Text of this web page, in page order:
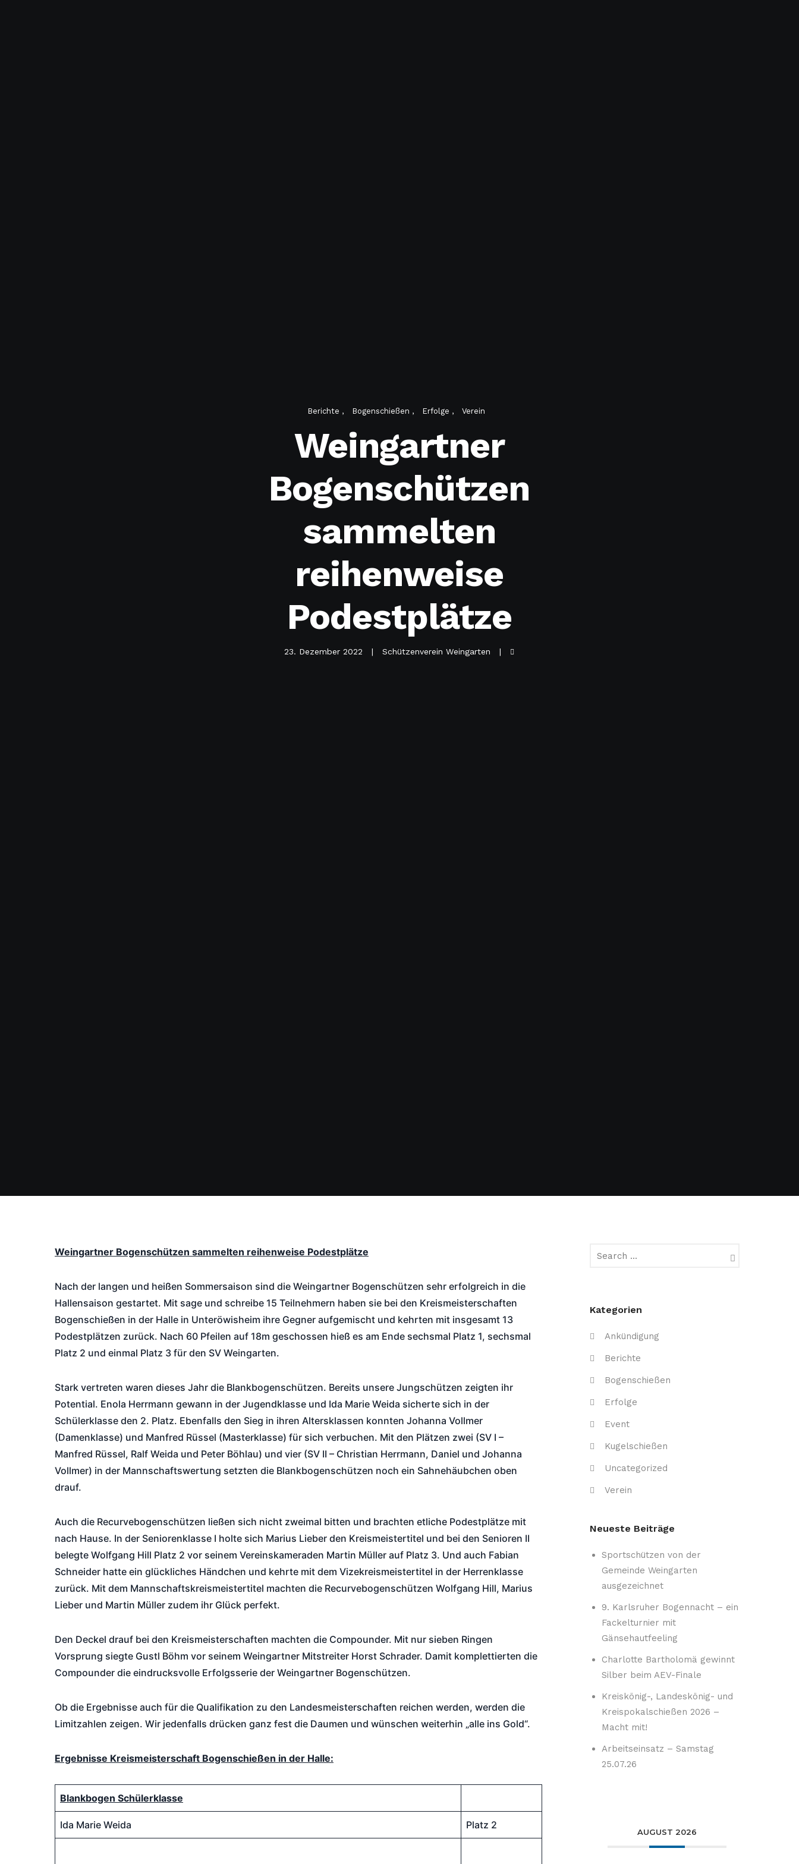
Berichte Bogenschießen Erfolge Verein
Weingartner
Bogenschützen
sammelten
reihenweise
Podestplätze
23. Dezember 2022 Schützenverein Weingarten
Weingartner Bogenschützen sammelten reihenweise Podestplätze
Nach der langen und heißen Sommersaison sind die Weingartner Bogenschützen sehr erfolgreich in die
Hallensaison gestartet. Mit sage und schreibe 15 Teilnehmern haben sie bei den Kreismeisterschaften
Bogenschießen in der Halle in Unteröwisheim ihre Gegner aufgemischt und kehrten mit insgesamt 13
Podestplätzen zurück. Nach 60 Pfeilen auf 18m geschossen hieß es am Ende sechsmal Platz 1, sechsmal
Platz 2 und einmal Platz 3 für den SV Weingarten.
Stark vertreten waren dieses Jahr die Blankbogenschützen. Bereits unsere Jungschützen zeigten ihr
Potential. Enola Herrmann gewann in der Jugendklasse und Ida Marie Weida sicherte sich in der
Schülerklasse den 2. Platz. Ebenfalls den Sieg in ihren Altersklassen konnten Johanna Vollmer
(Damenklasse) und Manfred Rüssel (Masterklasse) für sich verbuchen. Mit den Plätzen zwei (SV I –
Manfred Rüssel, Ralf Weida und Peter Böhlau) und vier (SV II – Christian Herrmann, Daniel und Johanna
Vollmer) in der Mannschaftswertung setzten die Blankbogenschützen noch ein Sahnehäubchen oben
drauf.
Auch die Recurvebogenschützen ließen sich nicht zweimal bitten und brachten etliche Podestplätze mit
nach Hause. In der Seniorenklasse I holte sich Marius Lieber den Kreismeistertitel und bei den Senioren II
belegte Wolfgang Hill Platz 2 vor seinem Vereinskameraden Martin Müller auf Platz 3. Und auch Fabian
Schneider hatte ein glückliches Händchen und kehrte mit dem Vizekreismeistertitel in der Herrenklasse
zurück. Mit dem Mannschaftskreismeistertitel machten die Recurvebogenschützen Wolfgang Hill, Marius
Lieber und Martin Müller zudem ihr Glück perfekt.
Den Deckel drauf bei den Kreismeisterschaften machten die Compounder. Mit nur sieben Ringen
Vorsprung siegte Gustl Böhm vor seinem Weingartner Mitstreiter Horst Schrader. Damit komplettierten die
Compounder die eindrucksvolle Erfolgsserie der Weingartner Bogenschützen.
Ob die Ergebnisse auch für die Qualifikation zu den Landesmeisterschaften reichen werden, werden die
Limitzahlen zeigen. Wir jedenfalls drücken ganz fest die Daumen und wünschen weiterhin „alle ins Gold“.
Ergebnisse Kreismeisterschaft Bogenschießen in der Halle:
Blankbogen Schülerklasse
Ida Marie Weida Platz 2
Kategorien
Ankündigung
Berichte
Bogenschießen
Erfolge
Event
Kugelschießen
Uncategorized
Verein
Neueste Beiträge
Sportschützen von der
Gemeinde Weingarten
ausgezeichnet
9. Karlsruher Bogennacht – ein
Fackelturnier mit
Gänsehautfeeling
Charlotte Bartholomä gewinnt
Silber beim AEV-Finale
Kreiskönig-, Landeskönig- und
Kreispokalschießen 2026 –
Macht mit!
Arbeitseinsatz – Samstag
25.07.26
AUGUST 2026